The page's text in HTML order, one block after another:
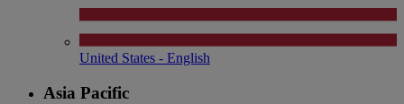
United States - English
Asia Pacific